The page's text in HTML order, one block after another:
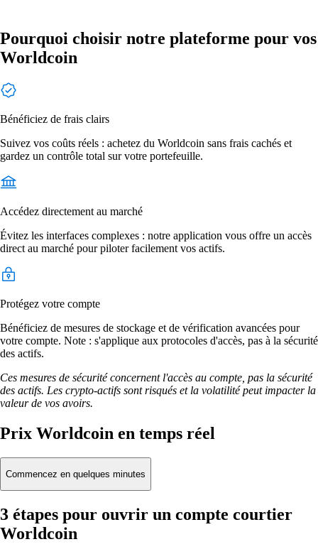
Pourquoi choisir notre plateforme pour vos
Worldcoin
Bénéficiez de frais clairs
Suivez vos coûts réels : achetez du Worldcoin sans frais cachés et
gardez un contrôle total sur votre portefeuille.
Accédez directement au marché
Évitez les interfaces complexes : notre application vous offre un accès
direct au marché pour piloter facilement vos actifs.
Protégez votre compte
Bénéficiez de mesures de stockage et de vérification avancées pour
votre compte. Note : s'applique aux protocoles d'accès, pas à la sécurité
des actifs.
Ces mesures de sécurité concernent l'accès au compte, pas la sécurité
des actifs. Les crypto-actifs sont risqués et la volatilité peut impacter la
valeur de vos avoirs.
Prix Worldcoin en temps réel
Commencez en quelques minutes
3 étapes pour ouvrir un compte courtier
Worldcoin